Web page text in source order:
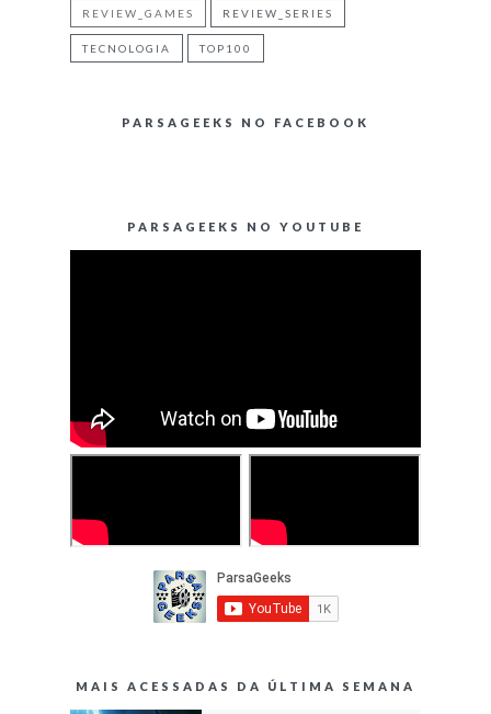
REVIEW_GAMES REVIEW_SERIES
TECNOLOGIA TOP100
PARSAGEEKS NO FACEBOOK
PARSAGEEKS NO YOUTUBE
MAIS ACESSADAS DA ÚLTIMA SEMANA